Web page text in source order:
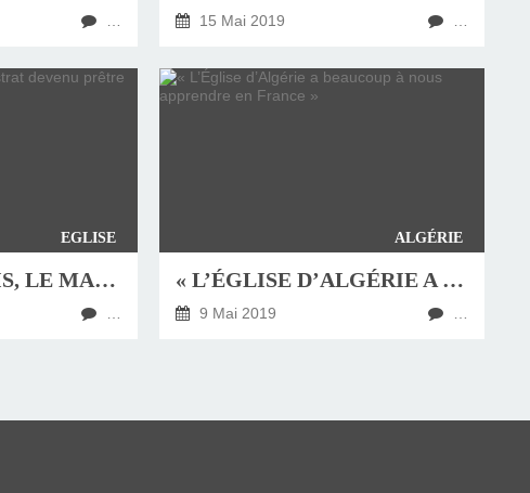
15 Mai 2019
EGLISE
EMMANUEL TOIS, LE MAGISTRAT DEVENU PRÊTRE
ALGÉRIE
« L’ÉGLISE D’ALGÉRIE A BEAUCOUP À NOUS APPRENDRE EN FRANCE »
9 Mai 2019